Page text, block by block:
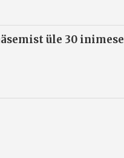
üle 30 inimese